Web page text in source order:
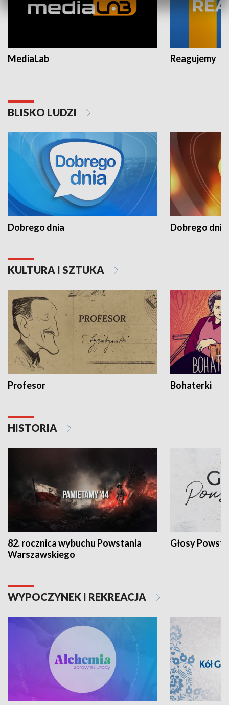
MediaLab Reagujemy
BLISKO LUDZI
Dobrego dnia Dobrego dnia
KULTURA I SZTUKA
Profesor Bohaterki
HISTORIA
82. rocznica wybuchu Powstania
Warszawskiego
Głosy
WYPOCZYNEK I REKREACJA